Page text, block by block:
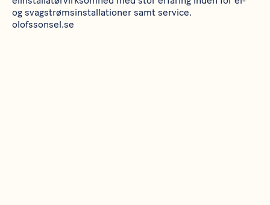
og svagstrømsinstallationer samt service.
olofssonsel.se